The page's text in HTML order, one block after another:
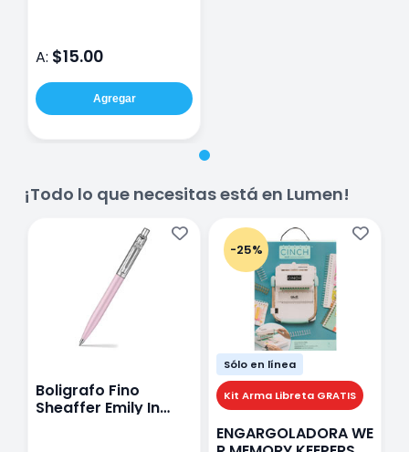
A: $15.00
Agregar
¡Todo lo que necesitas está en Lumen!
Boligrafo Fino
Sheaffer Emily In
-25%
Sólo en línea
Kit Arma Libreta GRATIS
ENGARGOLADORA WE